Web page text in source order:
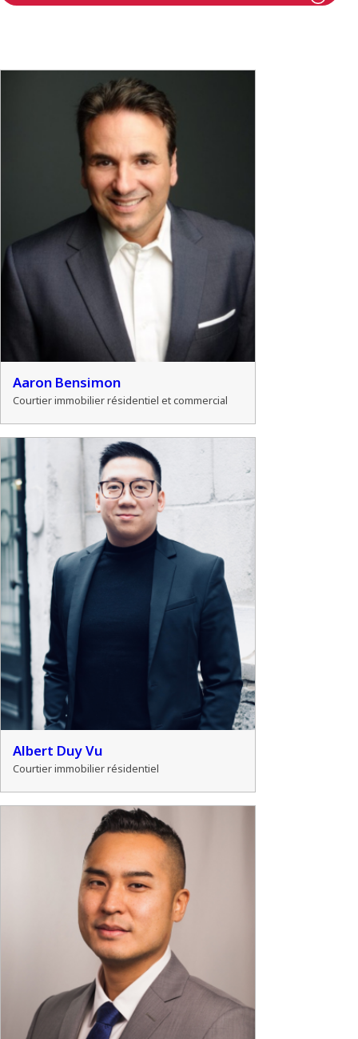
Aaron Bensimon
Courtier immobilier résidentiel et commercial
Albert Duy Vu
Courtier immobilier résidentiel